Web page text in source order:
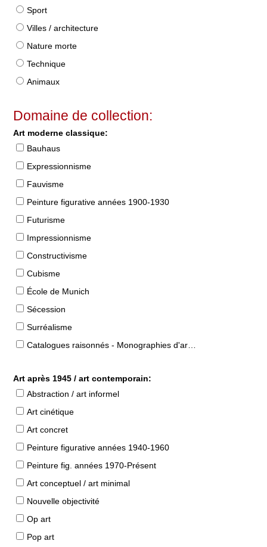
Sport
Villes / architecture
Nature morte
Technique
Animaux
Domaine de collection:
Art moderne classique:
Bauhaus
Expressionnisme
Fauvisme
Peinture figurative années 1900-1930
Futurisme
Impressionnisme
Constructivisme
Cubisme
École de Munich
Sécession
Surréalisme
Catalogues raisonnés - Monographies d'artistes
Art après 1945 / art contemporain:
Abstraction / art informel
Art cinétique
Art concret
Peinture figurative années 1940-1960
Peinture fig. années 1970-Présent
Art conceptuel / art minimal
Nouvelle objectivité
Op art
Pop art